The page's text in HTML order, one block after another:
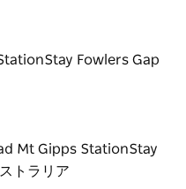
Fowlers Gap